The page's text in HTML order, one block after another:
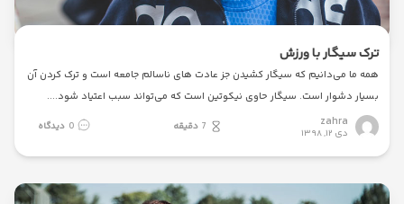
ترک‌ سیگار با ورزش
همه ما می‌دانیم که سیگار کشیدن جز عادت‌ های ناسالم جامعه است و ترک‌ کردن آن
بسیار دشوار است. سیگار حاوی نیکوتین است که می‌تواند سبب اعتیاد شود.
zahra
دی ۱۲, ۱۳۹۸ 7 دقیقه 0 دیدگاه